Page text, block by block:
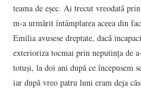
teama de eşec. Ai trecut vreodată
m-a urmărit întâmplarea aceea din
Emilia avusese dreptate, dacă
exterioriza tocmai prin neputinţa de
totuşi, la doi ani după ce începusem
iar după vreo patru luni eram deja